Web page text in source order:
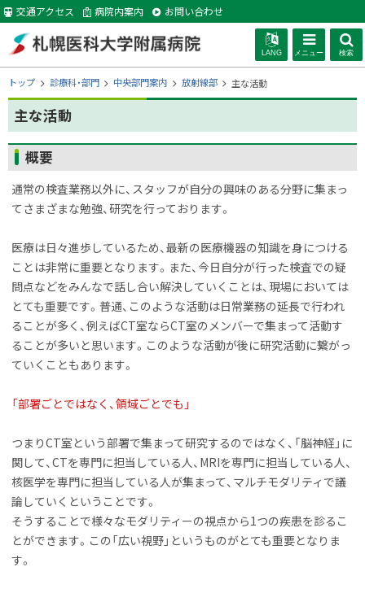
本
へ
交通アクセス 病院内案内 お問い合わせ
札幌医科大学附
属病院
LANG メニュー 検索
現
在
位
置
の
階
層
トップ 診療科・部門 中央部門案内 放射線部 主な活動
主な活動
ページ内目次
概要
概要
通常の検査業務以外に、スタッフが自分の興味のある分野に集まっ
てさまざまな勉強、研究を行っております。
医療は日々進歩しているため、最新の医療機器の知識を身につける
ことは非常に重要となります。また、今日自分が行った検査での疑
問点などをみんなで話し合い解決していくことは、現場においては
とても重要です。普通、このような活動は日常業務の延長で行われ
ることが多く、例えばCT室ならCT室のメンバーで集まって活動す
ることが多いと思います。このような活動が後に研究活動に繋がっ
ていくこともあります。
「部署ごとではなく、領域ごとでも」
つまりCT室という部署で集まって研究するのではなく、「脳神経」に
関して、CTを専門に担当している人、MRIを専門に担当している人、
核医学を専門に担当している人が集まって、マルチモダリティで議
論していくということです。
そうすることで様々なモダリティーの視点から1つの疾患を診るこ
とができます。この「広い視野」というものがとても重要となりま
す。